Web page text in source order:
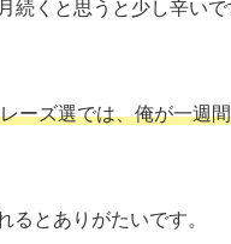
くと思うと少し辛いで
ーズ選では、俺が一週
とありがたいです。